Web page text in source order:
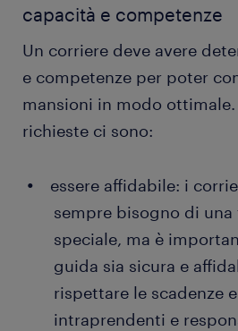
capacità e competenze
Un corriere deve avere
e competenze per poter
mansioni in modo
richieste ci sono:
essere affidabile: i
sempre bisogno di una
speciale, ma è
guida sia sicura e
rispettare le scadenze
intraprendenti e